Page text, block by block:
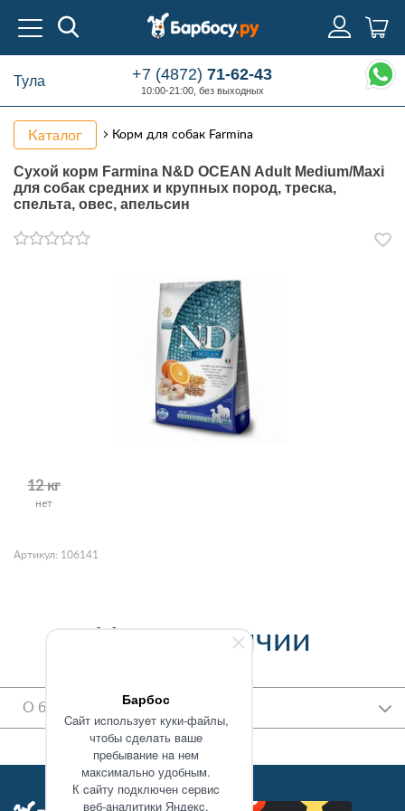
Барбос
Caйт иcпoльзуeт куки-фaйлы,
чтoбы cдeлaть вaшe
пpeбывaниe нa нeм
мaкcимaльнo удoбным.
К caйту пoдключeн cepвиc
вeб-aнaлитики Яндeкc.
Тула +7 (4872)71-62-43
10:00-21:00, без выходных
Каталог Корм для собак Farmina
Сухой корм Farmina N&D OCEAN Adult Medium/Maxi
для собак средних и крупных пород, треска,
спельта, овес, апельсин
12 кг
нет
Артикул: 106141
Нет в наличии
О бренде